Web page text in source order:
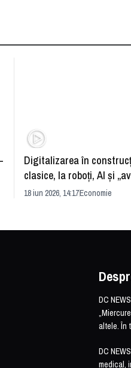
Digitalizarea în
clasice, la roboți, AI și
România și redefinirea
18 iun 2026, 14:17Economie
DC
altele. În
DC
medical,